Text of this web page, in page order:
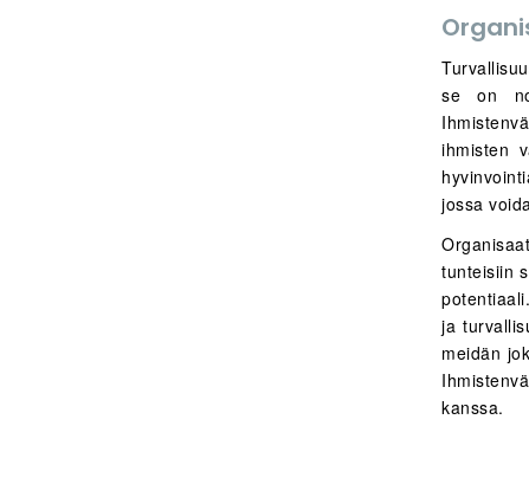
se on
ihmisten
jossa
tunteisiin
ja
meidän
kanssa.